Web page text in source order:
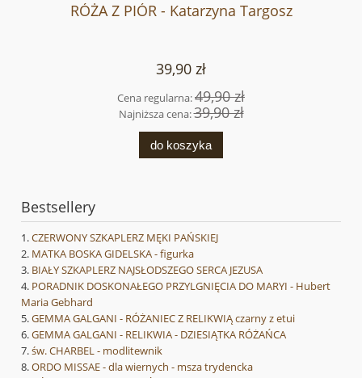
RÓŻA Z PIÓR - Katarzyna Targosz
39,90 zł
Cena regularna:49,90 zł
Najniższa cena:39,90 zł
do koszyka
Bestsellery
CZERWONY SZKAPLERZ MĘKI PAŃSKIEJ
MATKA BOSKA GIDELSKA - figurka
BIAŁY SZKAPLERZ NAJSŁODSZEGO SERCA JEZUSA
PORADNIK DOSKONAŁEGO PRZYLGNIĘCIA DO MARYI - Hubert
Maria Gebhard
GEMMA GALGANI - RÓŻANIEC Z RELIKWIĄ czarny z etui
GEMMA GALGANI - RELIKWIA - DZIESIĄTKA RÓŻAŃCA
św. CHARBEL - modlitewnik
ORDO MISSAE - dla wiernych - msza trydencka